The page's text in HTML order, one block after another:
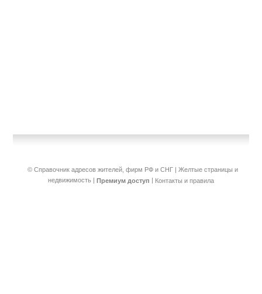
© Справочник адресов жителей, фирм РФ и СНГ | Желтые страницы и
недвижимость | Премиум доступ | Контакты и правила